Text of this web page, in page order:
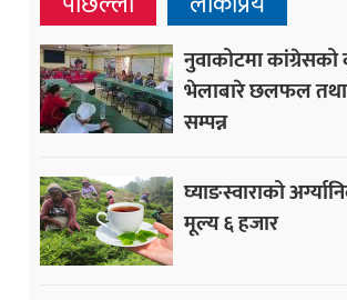
नुवाकोटमा कांग्रेसको
भेलाबारे छलफल तथा
सम्पन्न
घ्याङस्वाराको
मूल्य ६ हजार